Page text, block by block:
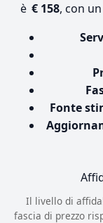
è € 158, con
Fonte
Il livello di
fascia di prezzo